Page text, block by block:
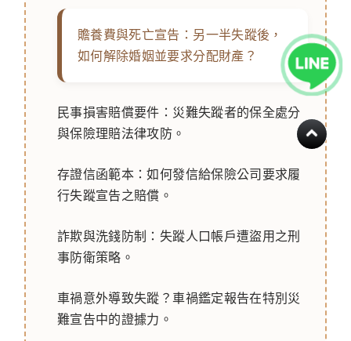
贍養費與死亡宣告：另一半失蹤後，
如何解除婚姻並要求分配財產？
民事損害賠償要件：災難失蹤者的保全處分
與保險理賠法律攻防。
存證信函範本：如何發信給保險公司要求履
行失蹤宣告之賠償。
詐欺與洗錢防制：失蹤人口帳戶遭盜用之刑
事防衛策略。
車禍意外導致失蹤？車禍鑑定報告在特別災
難宣告中的證據力。